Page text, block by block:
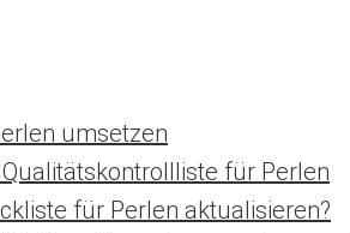
umsetzen
für Perlen
für Perlen aktualisieren?